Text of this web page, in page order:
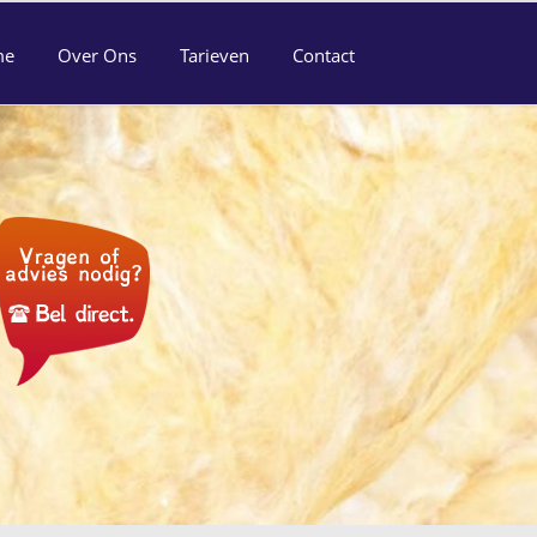
Over Ons Tarieven Contact